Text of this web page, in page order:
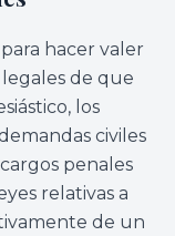
hacer valer
de que
los
civiles
penales
relativas a
de un